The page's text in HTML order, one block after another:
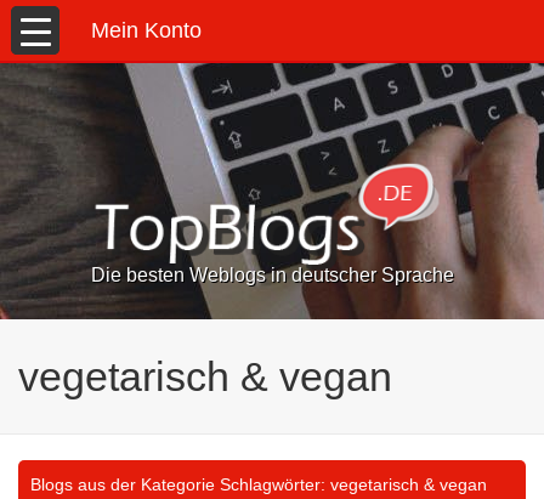
Mein Konto
Die besten Weblogs in deutscher Sprache
vegetarisch & vegan
Blogs aus der Kategorie Schlagwörter: vegetarisch & vegan